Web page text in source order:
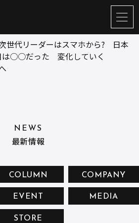
サ
イ
ト
メ
お問い合せ
イバシーポリシー
世代リーダーはスマホから? 日本
は○○だった 変化していく
NEWS
最新情報
COLUMN COMPANY
EVENT MEDIA
STORE